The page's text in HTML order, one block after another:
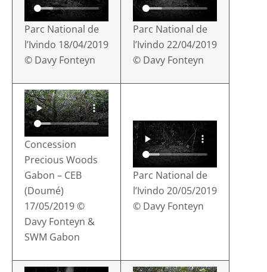
Parc National de
l’Ivindo 18/04/2019
© Davy Fonteyn
Parc National de
l’Ivindo 22/04/2019
© Davy Fonteyn
Concession
Precious Woods
Gabon – CEB
(Doumé)
17/05/2019 ©
Davy Fonteyn &
SWM Gabon
Parc National de
l’Ivindo 20/05/2019
© Davy Fonteyn